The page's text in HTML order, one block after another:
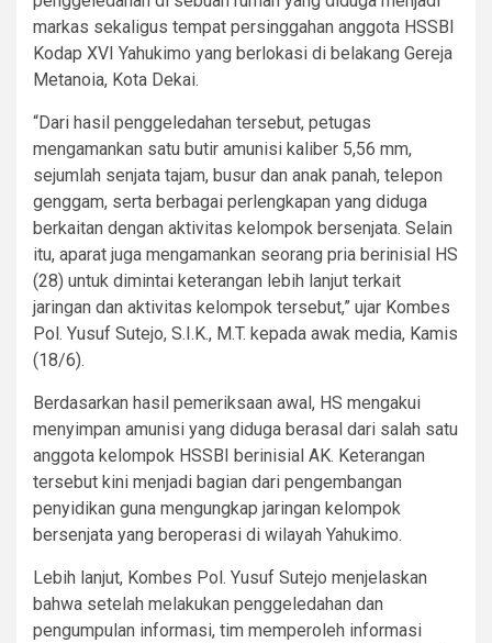
markas sekaligus tempat persinggahan anggota HSSBI
Kodap XVI Yahukimo yang berlokasi di belakang Gereja
Metanoia, Kota Dekai.
“Dari hasil penggeledahan tersebut, petugas
mengamankan satu butir amunisi kaliber 5,56 mm,
sejumlah senjata tajam, busur dan anak panah, telepon
genggam, serta berbagai perlengkapan yang diduga
berkaitan dengan aktivitas kelompok bersenjata. Selain
itu, aparat juga mengamankan seorang pria berinisial HS
(28) untuk dimintai keterangan lebih lanjut terkait
jaringan dan aktivitas kelompok tersebut,” ujar Kombes
Pol. Yusuf Sutejo, S.I.K., M.T. kepada awak media, Kamis
(18/6).
Berdasarkan hasil pemeriksaan awal, HS mengakui
menyimpan amunisi yang diduga berasal dari salah satu
anggota kelompok HSSBI berinisial AK. Keterangan
tersebut kini menjadi bagian dari pengembangan
penyidikan guna mengungkap jaringan kelompok
bersenjata yang beroperasi di wilayah Yahukimo.
Lebih lanjut, Kombes Pol. Yusuf Sutejo menjelaskan
bahwa setelah melakukan penggeledahan dan
pengumpulan informasi, tim memperoleh informasi